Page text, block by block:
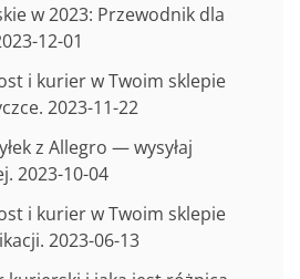
w 2023: Przewodnik dla
12-01
i kurier w Twoim sklepie
2023-11-22
z Allegro — wysyłaj
2023-10-04
i kurier w Twoim sklepie
2023-06-13